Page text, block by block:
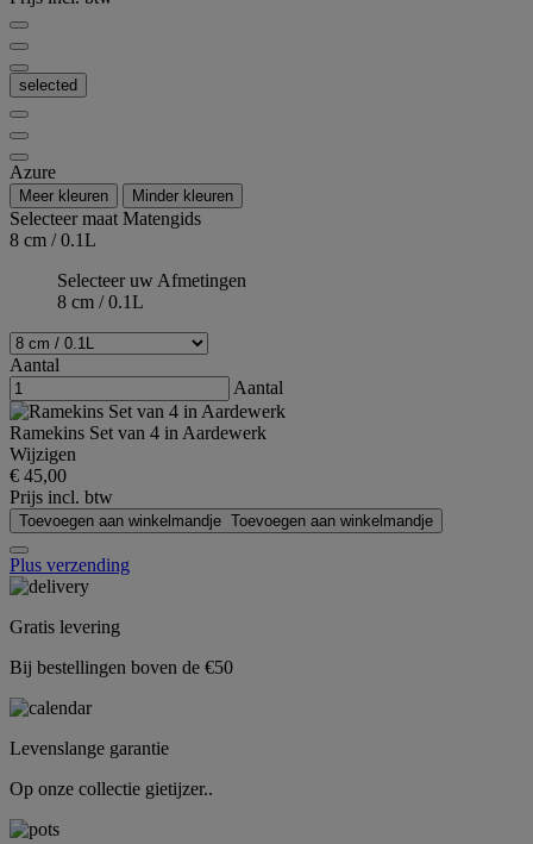
selected
Azure
Meer kleuren Minder kleuren
Selecteer maatMatengids
8 cm / 0.1L
Selecteer uw Afmetingen
8 cm / 0.1L
Aantal
Aantal
Ramekins Set van 4 in Aardewerk
Wijzigen
€ 45,00
Prijs incl. btw
Toevoegen aan winkelmandje Toevoegen aan winkelmandje
Plus verzending
Gratis levering
Bij bestellingen boven de €50
Levenslange garantie
Op onze collectie gietijzer..